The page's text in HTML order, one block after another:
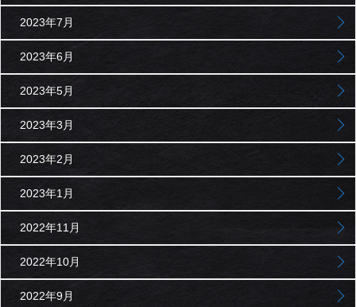
2023年7月
2023年6月
2023年5月
2023年3月
2023年2月
2023年1月
2022年11月
2022年10月
2022年9月